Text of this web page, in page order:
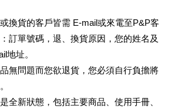
換貨的客戶皆需 E-mail或來電至P&P客
訂單號碼，退、換貨原因，您的姓名及
地址。
無問題而您欲退貨，您必須自行負擔將
全新狀態，包括主要商品、使用手冊、